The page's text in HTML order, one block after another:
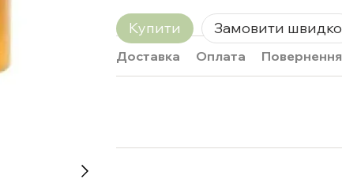
Купити Замовити швидко
Доставка Оплата Повернення